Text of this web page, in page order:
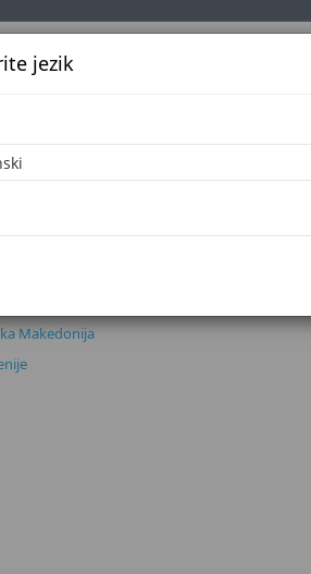
Službena glasila
jezik
i institucije
Službenog lista EU-a
Republike Hrvatske
Makedonija